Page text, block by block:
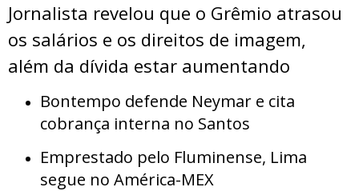
Jornalista revelou que o Grêmio atrasou
os salários e os direitos de imagem,
além da dívida estar aumentando
Bontempo defende Neymar e cita
cobrança interna no Santos
Emprestado pelo Fluminense, Lima
segue no América-MEX